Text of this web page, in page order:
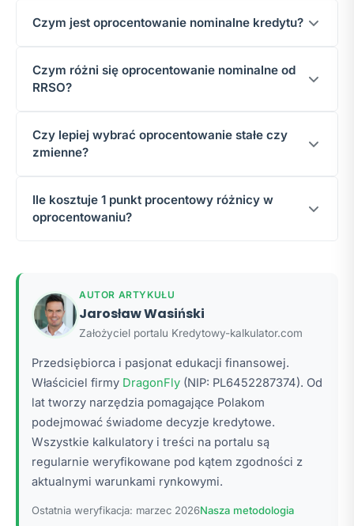
Czym jest oprocentowanie nominalne kredytu?
procentowa naliczana od pozostałego kapitału
kredytu. Przy oprocentowaniu zmiennym składa się
marży banku.
Czym różni się oprocentowanie nominalne od
RRSO?
koszt odsetek. RRSO dodatkowo obejmuje prowizję,
ubezpieczenia i inne opłaty, dlatego jest zawsze
Czy lepiej wybrać oprocentowanie stałe czy
zmienne?
przez 5 lat, ale jest wyższe na starcie.Zmienne
może być niższe, ale niesie ryzyko wzrostu stóp
Ile kosztuje 1 punkt procentowy różnicy w
oprocentowaniu?
ponad 77 000 zł dodatkowych odsetek w całym
okresie kredytowania.
AUTOR ARTYKUŁU
Jarosław Wasiński
Założyciel portalu Kredytowy-kalkulator.com
Przedsiębiorca i pasjonat edukacji finansowej.
Właściciel firmy DragonFly (NIP: PL6452287374). Od
lat tworzy narzędzia pomagające Polakom
podejmować świadome decyzje kredytowe.
Wszystkie kalkulatory i treści na portalu są
regularnie weryfikowane pod kątem zgodności z
aktualnymi warunkami rynkowymi.
Ostatnia weryfikacja: marzec 2026Nasza metodologia